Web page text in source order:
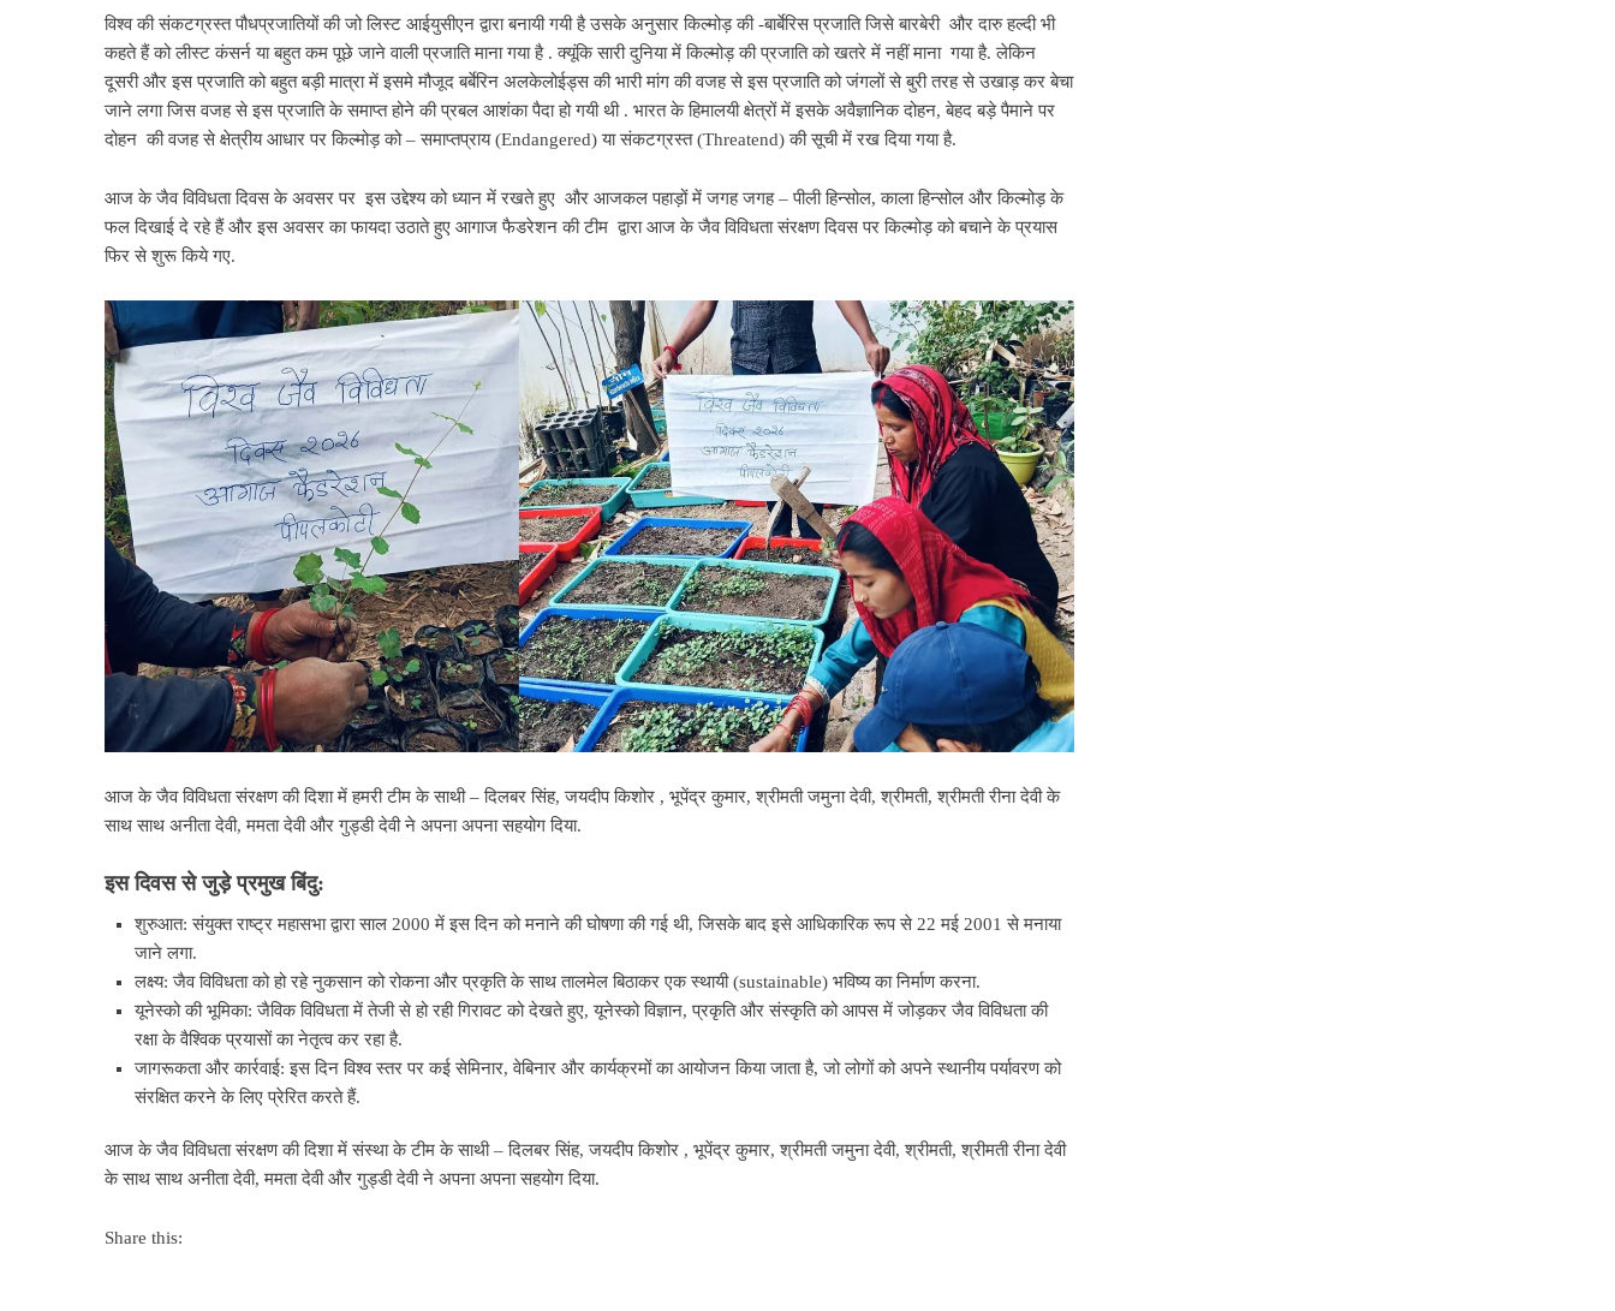
विश्व की संकटग्रस्त पौधप्रजातियों की जो लिस्ट आईयुसीएन द्वारा बनायी गयी है उसके अनुसार किल्मोड़ की -बार्बेरिस प्रजाति जिसे बारबेरी और दारु हल्दी भी
कहते हैं को लीस्ट कंसर्न या बहुत कम पूछे जाने वाली प्रजाति माना गया है . क्यूंकि सारी दुनिया में किल्मोड़ की प्रजाति को खतरे में नहीं माना गया है. लेकिन
दूसरी और इस प्रजाति को बहुत बड़ी मात्रा में इसमे मौजूद बर्बेरिन अलकेलोईड्स की भारी मांग की वजह से इस प्रजाति को जंगलों से बुरी तरह से उखाड़ कर बेचा
जाने लगा जिस वजह से इस प्रजाति के समाप्त होने की प्रबल आशंका पैदा हो गयी थी . भारत के हिमालयी क्षेत्रों में इसके अवैज्ञानिक दोहन, बेहद बड़े पैमाने पर
दोहन की वजह से क्षेत्रीय आधार पर किल्मोड़ को – समाप्तप्राय (Endangered) या संकटग्रस्त (Threatend) की सूची में रख दिया गया है.
आज के जैव विविधता दिवस के अवसर पर इस उद्देश्य को ध्यान में रखते हुए और आजकल पहाड़ों में जगह जगह – पीली हिन्सोल, काला हिन्सोल और किल्मोड़ के
फल दिखाई दे रहे हैं और इस अवसर का फायदा उठाते हुए आगाज फैडरेशन की टीम द्वारा आज के जैव विविधता संरक्षण दिवस पर किल्मोड़ को बचाने के प्रयास
फिर से शुरू किये गए.
आज के जैव विविधता संरक्षण की दिशा में हमरी टीम के साथी – दिलबर सिंह, जयदीप किशोर , भूपेंद्र कुमार, श्रीमती जमुना देवी, श्रीमती, श्रीमती रीना देवी के
साथ साथ अनीता देवी, ममता देवी और गुड्डी देवी ने अपना अपना सहयोग दिया.
इसदिवससेजुड़ेप्रमुखबिंदु:
शुरुआत: संयुक्त राष्ट्र महासभा द्वारा साल 2000 में इस दिन को मनाने की घोषणा की गई थी, जिसके बाद इसे आधिकारिक रूप से 22 मई 2001 से मनाया
जाने लगा.
लक्ष्य: जैव विविधता को हो रहे नुकसान को रोकना और प्रकृति के साथ तालमेल बिठाकर एक स्थायी (sustainable) भविष्य का निर्माण करना.
यूनेस्को की भूमिका: जैविक विविधता में तेजी से हो रही गिरावट को देखते हुए, यूनेस्को विज्ञान, प्रकृति और संस्कृति को आपस में जोड़कर जैव विविधता की
रक्षा के वैश्विक प्रयासों का नेतृत्व कर रहा है.
जागरूकता और कार्रवाई: इस दिन विश्व स्तर पर कई सेमिनार, वेबिनार और कार्यक्रमों का आयोजन किया जाता है, जो लोगों को अपने स्थानीय पर्यावरण को
संरक्षित करने के लिए प्रेरित करते हैं.
आज के जैव विविधता संरक्षण की दिशा में संस्था के टीम के साथी – दिलबर सिंह, जयदीप किशोर , भूपेंद्र कुमार, श्रीमती जमुना देवी, श्रीमती, श्रीमती रीना देवी
के साथ साथ अनीता देवी, ममता देवी और गुड्डी देवी ने अपना अपना सहयोग दिया.
Share this: